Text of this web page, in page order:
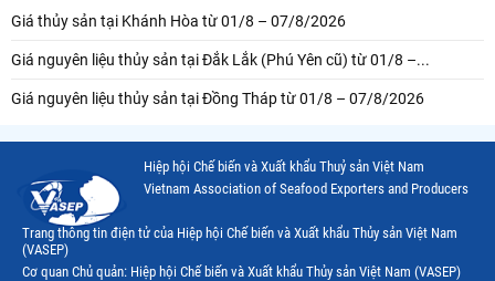
Giá thủy sản tại Khánh Hòa từ 01/8 – 07/8/2026
Giá nguyên liệu thủy sản tại Đắk Lắk (Phú Yên cũ) từ 01/8 –...
Giá nguyên liệu thủy sản tại Đồng Tháp từ 01/8 – 07/8/2026
Hiệp hội Chế biến và Xuất khẩu Thuỷ sản Việt Nam
Vietnam Association of Seafood Exporters and Producers
Trang thông tin điện tử của Hiệp hội Chế biến và Xuất khẩu Thủy sản Việt Nam
(VASEP)
Cơ quan Chủ quản: Hiệp hội Chế biến và Xuất khẩu Thủy sản Việt Nam (VASEP)